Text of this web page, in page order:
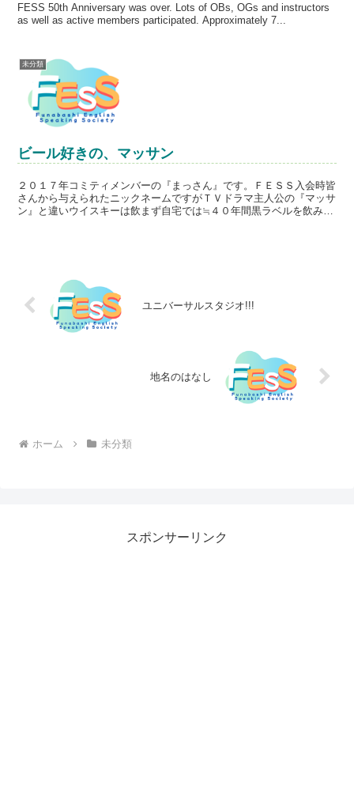
FESS 50th Anniversary was over. Lots of OBs, OGs and instructors
as well as active members participated. Approximately 7...
未分類
ビール好きの、マッサン
２０１７年コミティメンバーの『まっさん』です。ＦＥＳＳ入会時皆
さんから与えられたニックネームですがＴＶドラマ主人公の『マッサ
ン』と違いウイスキーは飲まず自宅では≒４０年間黒ラベルを飲み続
ユニバーサルスタジオ!!!
地名のはなし
ホーム 未分類
スポンサーリンク